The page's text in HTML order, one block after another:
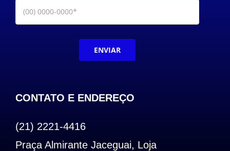
ENVIAR
CONTATO E ENDEREÇO
(21) 2221-4416
Praça Almirante Jaceguai, Loja